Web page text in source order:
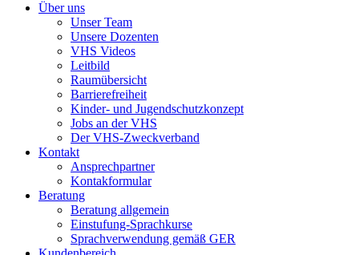
Über uns
Unser Team
Unsere Dozenten
VHS Videos
Leitbild
Raumübersicht
Barrierefreiheit
Kinder- und Jugendschutzkonzept
Jobs an der VHS
Der VHS-Zweckverband
Kontakt
Ansprechpartner
Kontakformular
Beratung
Beratung allgemein
Einstufung-Sprachkurse
Sprachverwendung gemäß GER